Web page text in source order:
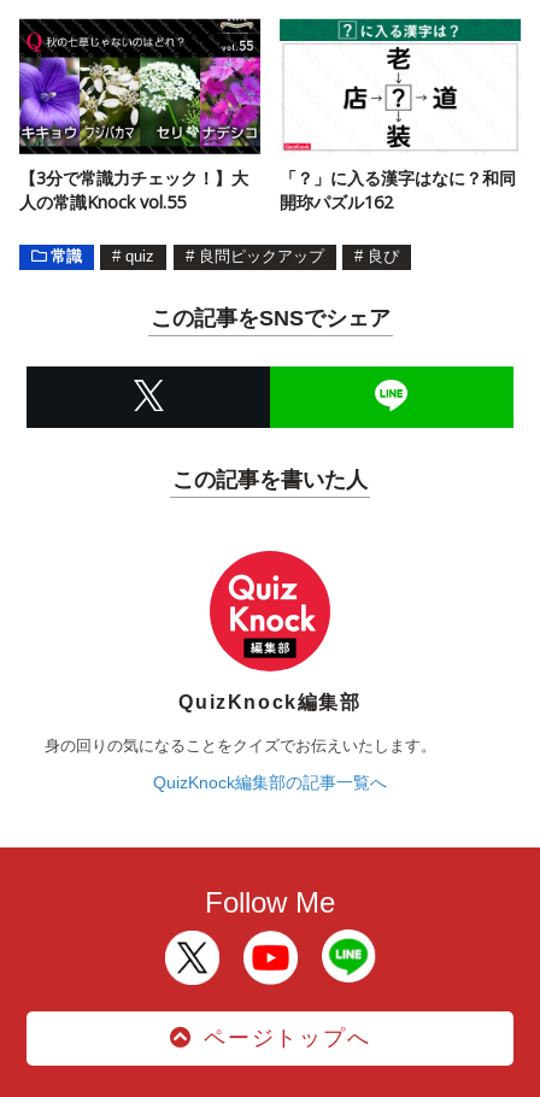
【3分で常識力チェック！】大
人の常識Knock vol.55
「？」に入る漢字はなに？和同
開珎パズル162
常識 # quiz # 良問ピックアップ # 良ぴ
この記事をSNSでシェア
この記事を書いた人
QuizKnock編集部
身の回りの気になることをクイズでお伝えいたします。
QuizKnock編集部の記事一覧へ
Follow Me
ページトップへ